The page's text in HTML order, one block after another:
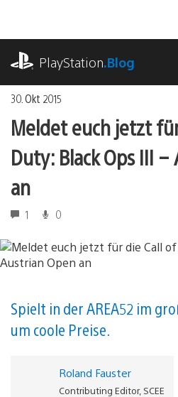
springen
PlayStation.Blog
30. Okt 2015
Meldet euch jetzt
Duty: Black Ops III
an
1 0
Spielt in der AREA52 im
um coole Preise.
Roland Fauster
Contributing Editor, SCEE